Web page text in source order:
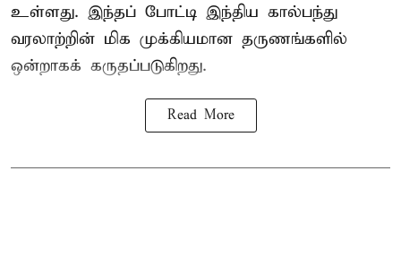
உள்ளது. இந்தப் போட்டி இந்திய கால்பந்து
வரலாற்றின் மிக முக்கியமான தருணங்களில்
ஒன்றாகக் கருதப்படுகிறது.
Read More